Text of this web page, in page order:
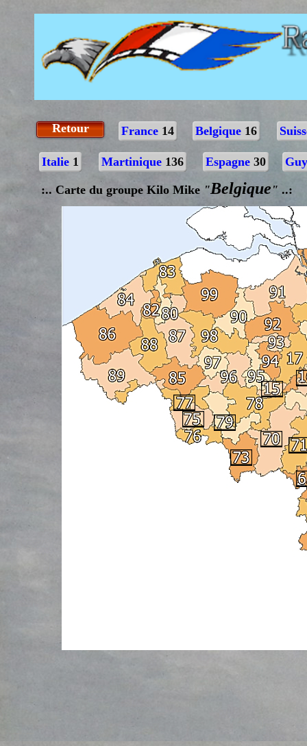
Retour France 14 Belgique 16
Italie 1 Martinique 136 Espagne 30
:.. Carte du groupe Kilo Mike "Belgique " ..: